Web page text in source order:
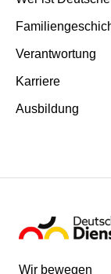
Verantwortung
Karriere
Ausbildung
Wir bewegen